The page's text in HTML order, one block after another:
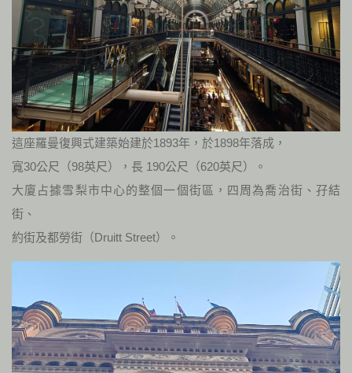
這座羅曼復興式建築始建於1893年，於1898年落成，
寬30公尺（98英尺），長 190公尺（620英尺）。
大廈占據雪梨市中心的整個一個街區，四周為喬治街、孖結
街、
約街及都勞街（Druitt Street）。